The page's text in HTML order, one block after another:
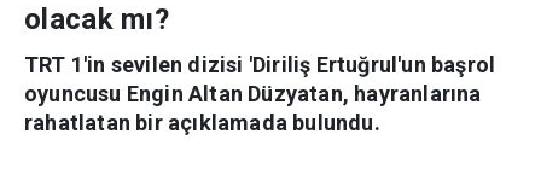
olacak mı?
TRT 1'in sevilen dizisi 'Diriliş Ertuğrul'un başrol
oyuncusu Engin Altan Düzyatan, hayranlarına
rahatlatan bir açıklamada bulundu.